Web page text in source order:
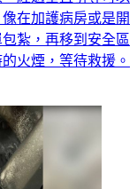
在加護病房或是開
紮，再移到安全區
火煙，等待救援。